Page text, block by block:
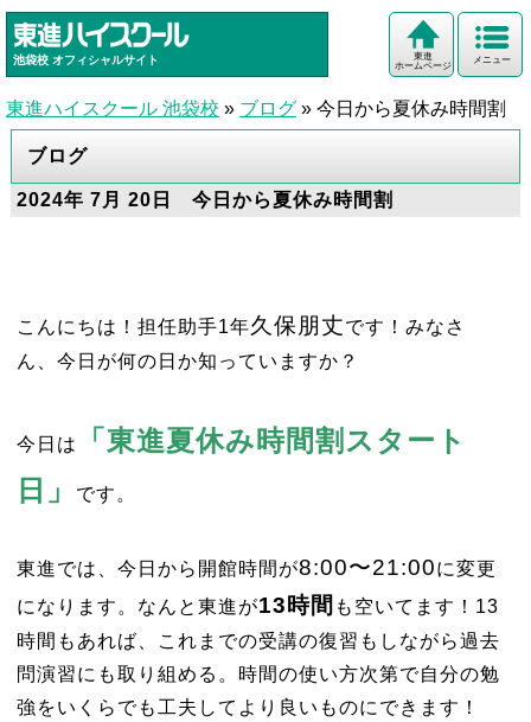
池袋校 オフィシャルサイト メニュー
東進
ホームページ
東進ハイスクール 池袋校 » ブログ » 今日から夏休み時間割
ブログ
2024年 7月 20日 今日から夏休み時間割
こんにちは！担任助手1年久保朋丈です！みなさ
ん、今日が何の日か知っていますか？
今日は
「東進夏休み時間割スタート
日」
です。
東進では、今日から開館時間が8:00〜21:00に変更
になります。なんと東進が13時間 も空いてます！13
時間もあれば、これまでの受講の復習もしながら過去
問演習にも取り組める。時間の使い方次第で自分の勉
強をいくらでも工夫してより良いものにできます！